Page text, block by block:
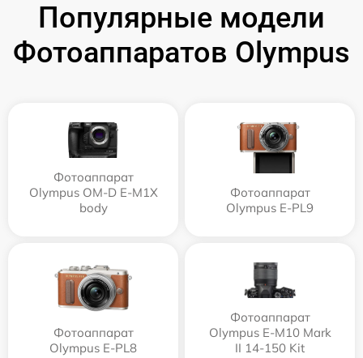
Популярные модели
Фотоаппаратов Olympus
Фотоаппарат
Olympus OM-D E-M1X
body
Фотоаппарат
Olympus E‑PL9
Фотоаппарат
Olympus E-PL8
Фотоаппарат
Olympus E‑M10 Mark
II 14-150 Kit